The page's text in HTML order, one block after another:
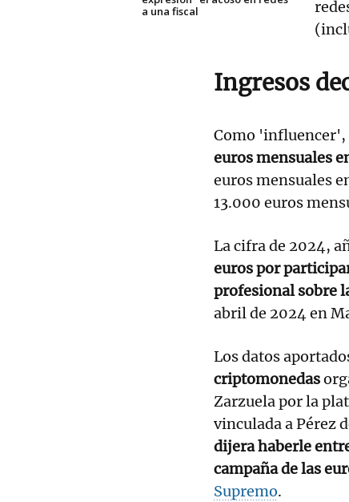
a una fiscal
Ingresos
Como 'influencer',
euros mensuales
euros mensuales
13.000 euros
La cifra de 2024,
euros por
profesional sobre
abril de 2024 en
Los datos
criptomonedas
Zarzuela por la
vinculada a Pérez
dijera haberle
campaña de las
Supremo.